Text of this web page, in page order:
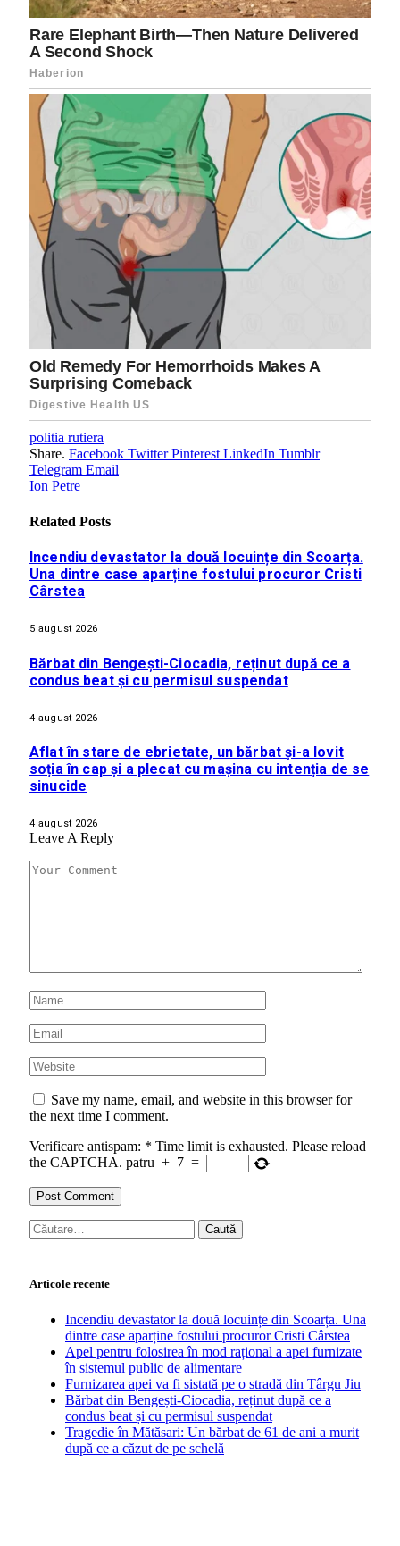
politia rutiera
Share. Facebook Twitter Pinterest LinkedIn Tumblr
Telegram Email
Ion Petre
Related Posts
Incendiu devastator la două locuințe din Scoarța.
Una dintre case aparține fostului procuror Cristi
Cârstea
5 august 2026
Bărbat din Bengești-Ciocadia, reținut după ce a
condus beat și cu permisul suspendat
4 august 2026
Aflat în stare de ebrietate, un bărbat și-a lovit
soția în cap și a plecat cu mașina cu intenția de se
sinucide
4 august 2026
Leave A Reply
Save my name, email, and website in this browser for
the next time I comment.
Verificare antispam: * Time limit is exhausted. Please reload
the CAPTCHA. patru + 7 =
Caută
după:
Articole recente
Incendiu devastator la două locuințe din Scoarța. Una
dintre case aparține fostului procuror Cristi Cârstea
Apel pentru folosirea în mod rațional a apei furnizate
în sistemul public de alimentare
Furnizarea apei va fi sistată pe o stradă din Târgu Jiu
Bărbat din Bengești-Ciocadia, reținut după ce a
condus beat și cu permisul suspendat
Tragedie în Mătăsari: Un bărbat de 61 de ani a murit
după ce a căzut de pe schelă